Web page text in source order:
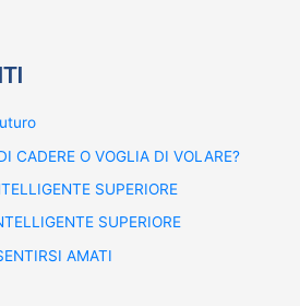
CADERE O VOGLIA DI VOLARE?
SUPERIORE
SUPERIORE
AMATI